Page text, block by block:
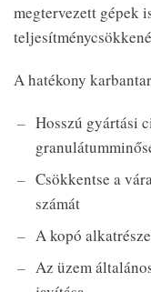
megtervezett gépek
A hatékony
Hosszú gyártási
Csökkentse a
számát
A kopó
Az üzem